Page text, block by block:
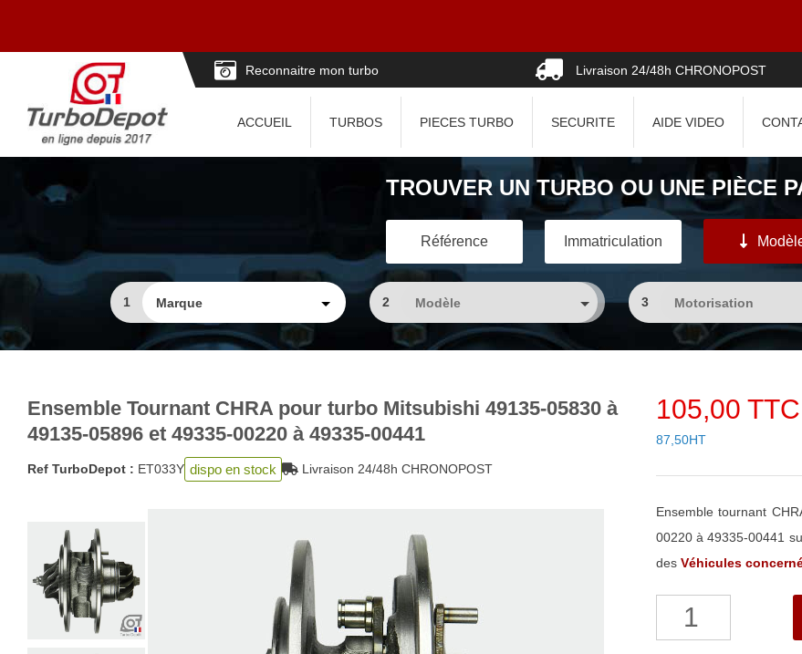
Reconnaitre mon turbo Livraison 24/48h CHRONOPOST
ACCUEIL TURBOS PIECES TURBO SECURITE AIDE VIDEO
TROUVER UN TURBO OU UNE PIÈCE
Référence Immatriculation
1 2 3
Ensemble Tournant CHRA pour turbo Mitsubishi 49135-05830 à
49135-05896 et 49335-00220 à 49335-00441
Ref TurboDepot : ET033Y dispo en stock Livraison 24/48h CHRONOPOST
105,00 TTC
87,50HT
Ensemble tournant
00220 à 49335-00441
des Véhicules
quantité